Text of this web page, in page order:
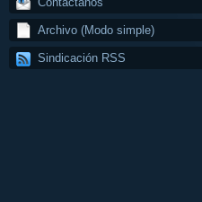
Archivo (Modo simple)
Sindicación RSS